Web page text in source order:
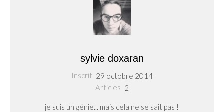
sylvie doxaran
Inscrit 29 octobre 2014
Articles 2
je suis un génie... mais cela ne se sait pas !